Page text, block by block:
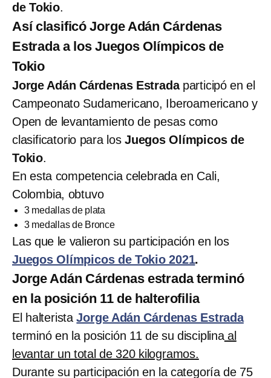
de Tokio.
Así clasificó Jorge Adán Cárdenas
Estrada a los Juegos Olímpicos de
Tokio
Jorge Adán Cárdenas Estradaparticipó en el
Campeonato Sudamericano, Iberoamericano y
Open de levantamiento de pesas como
clasificatorio para losJuegos Olímpicos de
Tokio.
En esta competencia celebrada en Cali,
Colombia, obtuvo
3 medallas de plata
3 medallas de Bronce
Las que le valieron su participación en los
Juegos Olímpicos de Tokio 2021.
Jorge Adán Cárdenas estrada terminó
en la posición 11 de halterofilia
El halterista Jorge Adán Cárdenas Estrada
terminó en la posición 11 de su disciplinaal
levantar un total de 320 kilogramos.
Durante su participación en la categoría de 75